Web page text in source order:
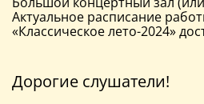
Актуальное расписание
«Классическое лето-2024»
Дорогие слушатели!